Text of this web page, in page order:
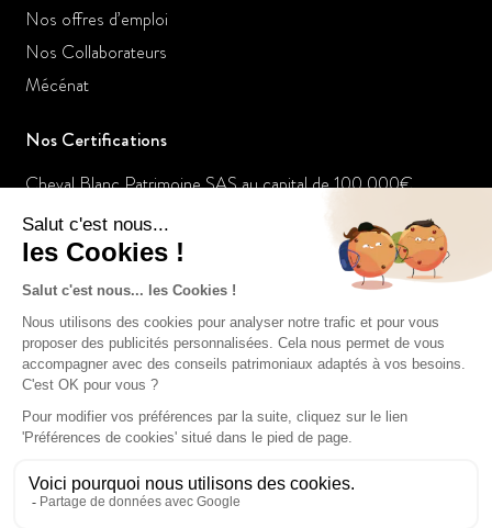
Nos offres d’emploi
Nos Collaborateurs
Mécénat
Nos Certifications
Cheval Blanc Patrimoine SAS au capital de 100 000€
RCS de Paris 803935840
ORIAS n° 14005259
Membre de l'ANACOFI n° E008458
Nos dernières actualités
Un gestionnaire de patrimoine raconte les folies de la
Le placement à suivre : L’or bat les records